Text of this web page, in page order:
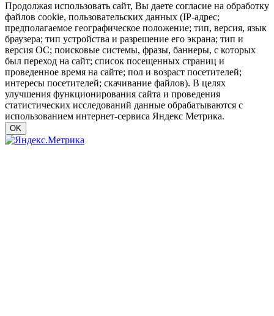
Продолжая использовать сайт, Вы даете согласие на обработку
файлов cookie, пользовательских данных (IP-адрес;
предполагаемое географическое положение; тип, версия, язык
браузера; тип устройства и разрешение его экрана; тип и
версия ОС; поисковые системы, фразы, баннеры, с которых
был переход на сайт; список посещенных страниц и
проведенное время на сайте; пол и возраст посетителей;
интересы посетителей; скачивание файлов). В целях
улучшения функционирования сайта и проведения
статистических исследований данные обрабатываются с
использованием интернет-сервиса Яндекс Метрика.
OK